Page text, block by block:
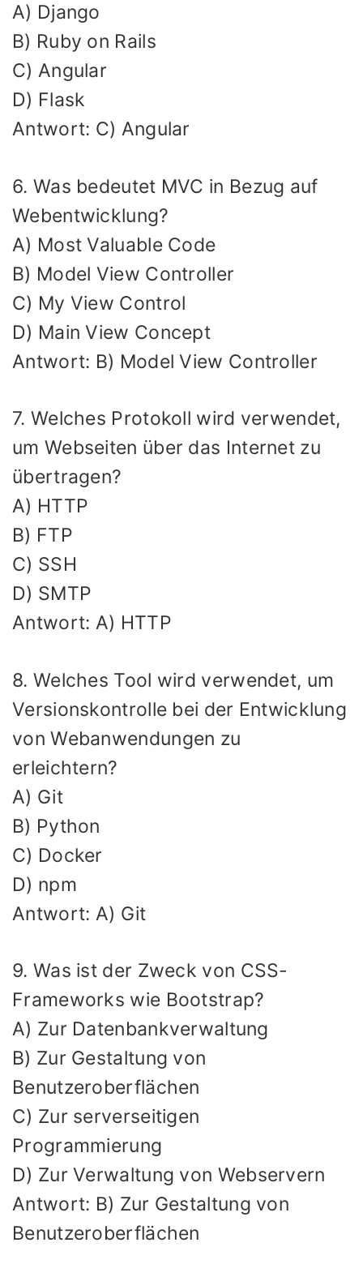
A) Django
B) Ruby on Rails
C) Angular
D) Flask
Antwort: C) Angular
6. Was bedeutet MVC in Bezug auf
Webentwicklung?
A) Most Valuable Code
B) Model View Controller
C) My View Control
D) Main View Concept
Antwort: B) Model View Controller
7. Welches Protokoll wird verwendet,
um Webseiten über das Internet zu
übertragen?
A) HTTP
B) FTP
C) SSH
D) SMTP
Antwort: A) HTTP
8. Welches Tool wird verwendet, um
Versionskontrolle bei der Entwicklung
von Webanwendungen zu
erleichtern?
A) Git
B) Python
C) Docker
D) npm
Antwort: A) Git
9. Was ist der Zweck von CSS-
Frameworks wie Bootstrap?
A) Zur Datenbankverwaltung
B) Zur Gestaltung von
Benutzeroberflächen
C) Zur serverseitigen
Programmierung
D) Zur Verwaltung von Webservern
Antwort: B) Zur Gestaltung von
Benutzeroberflächen